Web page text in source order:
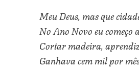
Meu Deus, mas que
No Ano Novo eu
Cortar madeira,
Ganhava cem mil por